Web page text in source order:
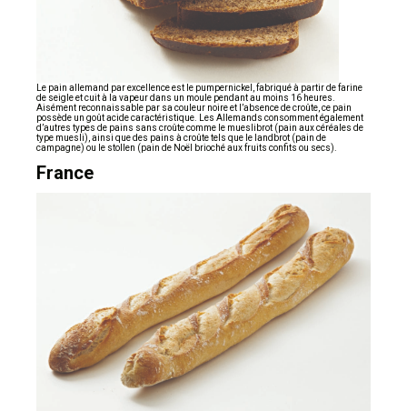
Le pain allemand par excellence est le pumpernickel, fabriqué à partir de farine
de seigle et cuit à la vapeur dans un moule pendant au moins 16 heures.
Aisément reconnaissable par sa couleur noire et l’absence de croûte, ce pain
possède un goût acide caractéristique. Les Allemands consomment également
d’autres types de pains sans croûte comme le mueslibrot (pain aux céréales de
type muesli), ainsi que des pains à croûte tels que le landbrot (pain de
campagne) ou le stollen (pain de Noël brioché aux fruits confits ou secs).
France